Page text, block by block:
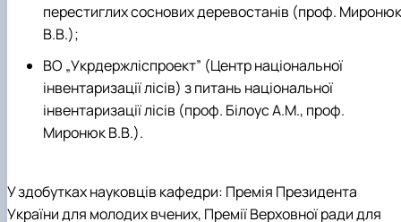
перестиглих соснових деревостанів (проф. Миронюк
В.В.);
ВО „Укрдержліспроект” (Центр національної
інвентаризації лісів) з питань національної
інвентаризації лісів (проф. Білоус А.М., проф.
Миронюк В.В.).
У здобутках науковців кафедри: Премія Президента
України для молодих вчених, Премії Верховної ради для